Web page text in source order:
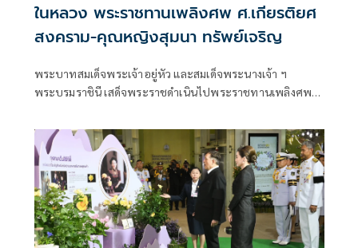
ในหลวง พระราชทานเพลิงศพ ศ.เกียรติยศ
สงคราม-คุณหญิงสุมนา ทรัพย์เจริญ
พระบาทสมเด็จพระเจ้าอยู่หัว และสมเด็จพระนางเจ้า ฯ
พระบรมราชินี เสด็จพระราชดำเนินไปพระราชทานเพลิงศพ
ป.จ.,ม.ป.ช.,ม.ว.ม.,ภ.ป.ร. 3 ,ว.ป.ร.3 และคุณหญิงสุมนา ทรัพย์
เจริญ ต.จ.,ป.ม.